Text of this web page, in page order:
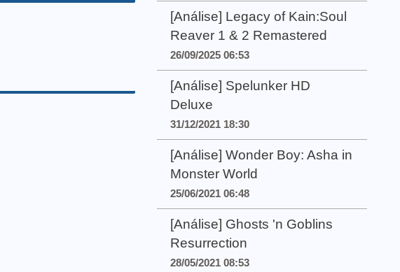
[Análise] Legacy of Kain:Soul
Reaver 1 & 2 Remastered
26/09/2025 06:53
[Análise] Spelunker HD
Deluxe
31/12/2021 18:30
[Análise] Wonder Boy: Asha in
Monster World
25/06/2021 06:48
[Análise] Ghosts 'n Goblins
Resurrection
28/05/2021 08:53